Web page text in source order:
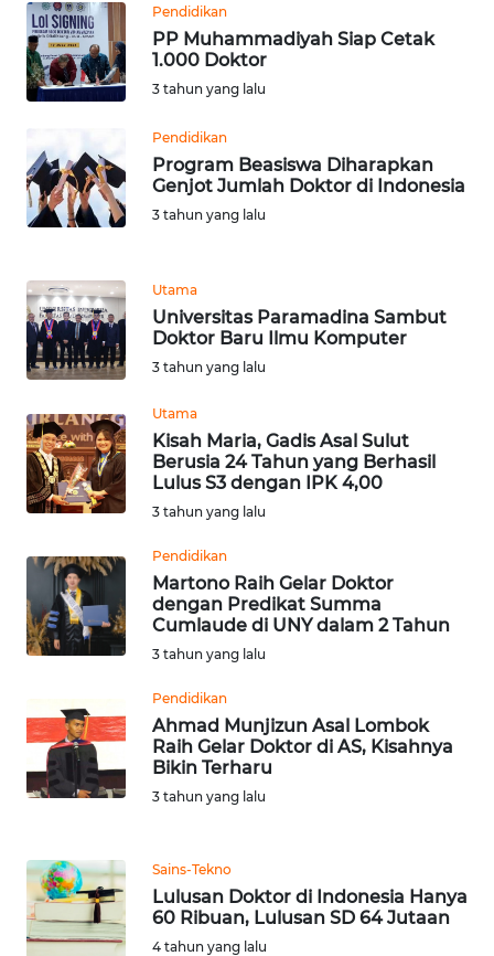
Pendidikan
PP Muhammadiyah Siap Cetak
1.000 Doktor
3 tahun yang lalu
Pendidikan
Program Beasiswa Diharapkan
Genjot Jumlah Doktor di Indonesia
3 tahun yang lalu
Utama
Universitas Paramadina Sambut
Doktor Baru Ilmu Komputer
3 tahun yang lalu
Utama
Kisah Maria, Gadis Asal Sulut
Berusia 24 Tahun yang Berhasil
Lulus S3 dengan IPK 4,00
3 tahun yang lalu
Pendidikan
Martono Raih Gelar Doktor
dengan Predikat Summa
Cumlaude di UNY dalam 2 Tahun
3 tahun yang lalu
Pendidikan
Ahmad Munjizun Asal Lombok
Raih Gelar Doktor di AS, Kisahnya
Bikin Terharu
3 tahun yang lalu
Sains-Tekno
Lulusan Doktor di Indonesia Hanya
60 Ribuan, Lulusan SD 64 Jutaan
4 tahun yang lalu
PEDOMAN
MEDIA
SIBER
REDAKSI
KARIR
Wahana
News
Regional
WN
SUMUT
WN
WN
JABAR
WN
NTT
WN
PAPUA